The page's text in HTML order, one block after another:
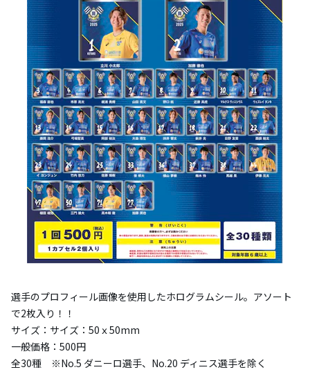
選手のプロフィール画像を使用したホログラムシール。アソート
で2枚入り！！
サイズ：サイズ：50ｘ50mm
一般価格：500円
全30種 ※No.5 ダニーロ選手、No.20 ディニス選手を除く